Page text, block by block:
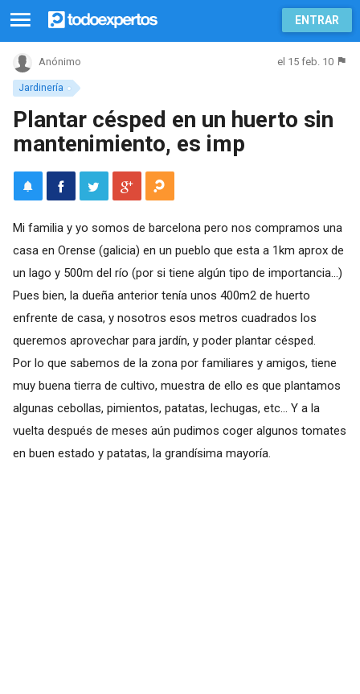
ENTRAR
Jardinería
Anónimo el 15 feb. 10
Plantar césped en un huerto sin
mantenimiento, es imp
Mi familia y yo somos de barcelona pero nos compramos una
casa en Orense (galicia) en un pueblo que esta a 1km aprox de
un lago y 500m del río (por si tiene algún tipo de importancia...)
Pues bien, la dueña anterior tenía unos 400m2 de huerto
enfrente de casa, y nosotros esos metros cuadrados los
queremos aprovechar para jardín, y poder plantar césped.
Por lo que sabemos de la zona por familiares y amigos, tiene
muy buena tierra de cultivo, muestra de ello es que plantamos
algunas cebollas, pimientos, patatas, lechugas, etc... Y a la
vuelta después de meses aún pudimos coger algunos tomates
en buen estado y patatas, la grandísima mayoría.